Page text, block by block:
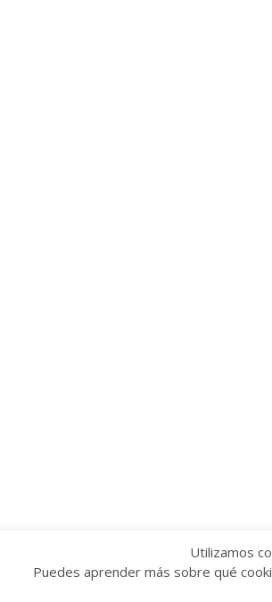
Utilizamos
Puedes aprender más sobre qué